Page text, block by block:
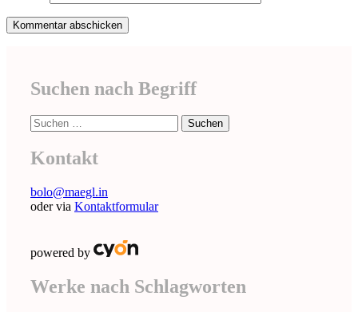
Suchen nach Begriff
Suche
nach:
Kontakt
bolo@maegl.in
oder via Kontaktformular
powered by
Werke nach Schlagworten